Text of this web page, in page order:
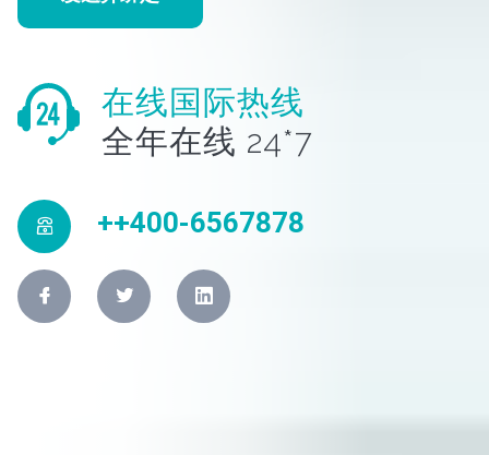
在线国际热线
全年在线 24*7
++400-6567878